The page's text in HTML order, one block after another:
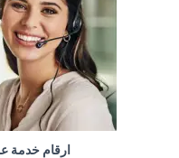
ارقام خدمة